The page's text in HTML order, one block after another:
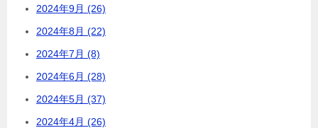
2024年9月 (26)
2024年8月 (22)
2024年7月 (8)
2024年6月 (28)
2024年5月 (37)
2024年4月 (26)